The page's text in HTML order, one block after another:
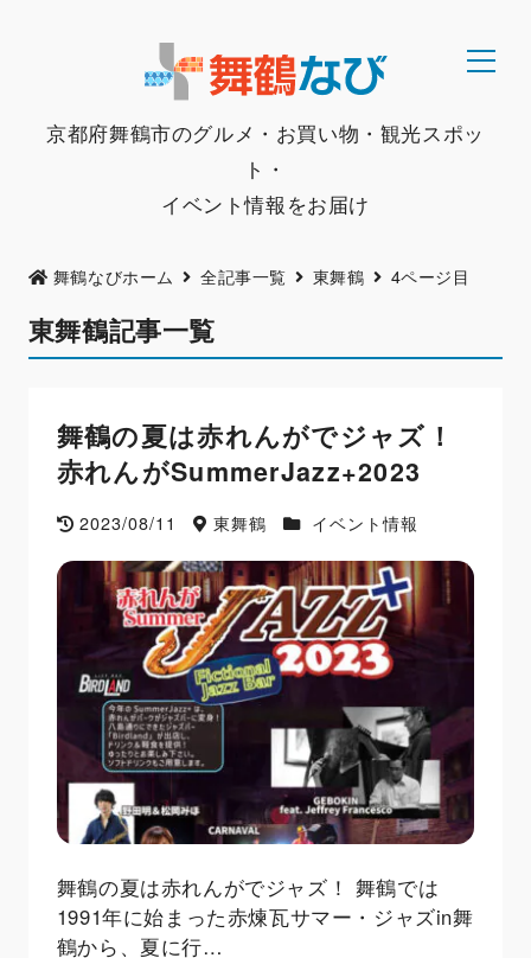
京都府舞鶴市のグルメ・お買い物・観光スポッ
ト・
イベント情報をお届け
舞鶴なびホーム 全記事一覧 東舞鶴 4ページ目
東舞鶴記事一覧
舞鶴の夏は赤れんがでジャズ！
赤れんがSummerJazz+2023
2023/08/11 東舞鶴 イベント情報
舞鶴の夏は赤れんがでジャズ！ 舞鶴では
1991年に始まった赤煉瓦サマー・ジャズin舞
鶴から、夏に行…